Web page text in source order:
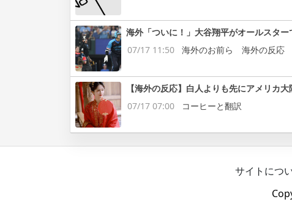
海外「ついに！」大谷翔平がオールスタ
07/17 11:50
海外のお前ら 海外の反応
【海外の反応】白人よりも先にアメリカ
07/17 07:00
コーヒーと翻訳
サイトにつ